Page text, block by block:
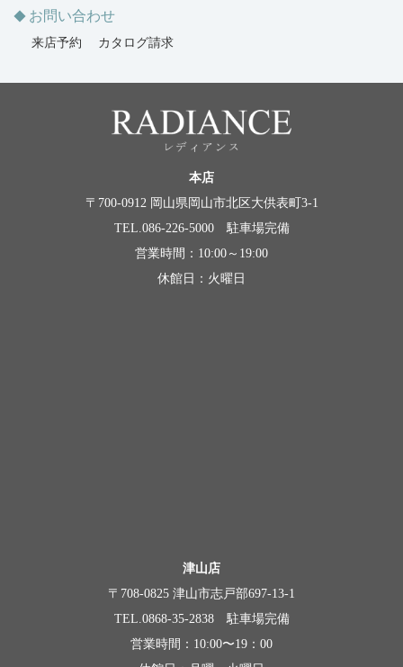
お問い合わせ
来店予約 カタログ請求
本店
〒700-0912 岡山県岡山市北区大供表町3-1
TEL.086-226-5000 駐車場完備
営業時間：10:00～19:00
休館日：火曜日
津山店
〒708-0825 津山市志戸部697-13-1
TEL.0868-35-2838 駐車場完備
営業時間：10:00〜19：00